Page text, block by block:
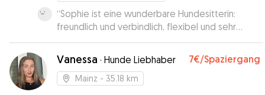
“Sophie ist eine wunderbare Hundesitterin:
freundlich und verbindlich, flexibel und sehr
verantwortungsvoll. Suki hat sie gleich ins Herz
geschlossen und wir sind sehr glücklich, eine so
tolle Betreuerin für unseren Welpen gefunden
zu haben, der wir vertrauen und die wir nur
Vanessa · Hunde Liebhaber 7€/Spaziergang
Mainz - 35.18 km